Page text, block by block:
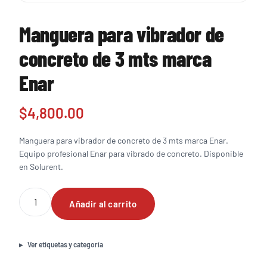
Manguera para vibrador de
concreto de 3 mts marca
Enar
$4,800.00
Manguera para vibrador de concreto de 3 mts marca Enar.
Equipo profesional Enar para vibrado de concreto. Disponible
en Solurent.
Manguera
para
vibrador
concreto
Añadir al carrito
Ver etiquetas y categoría